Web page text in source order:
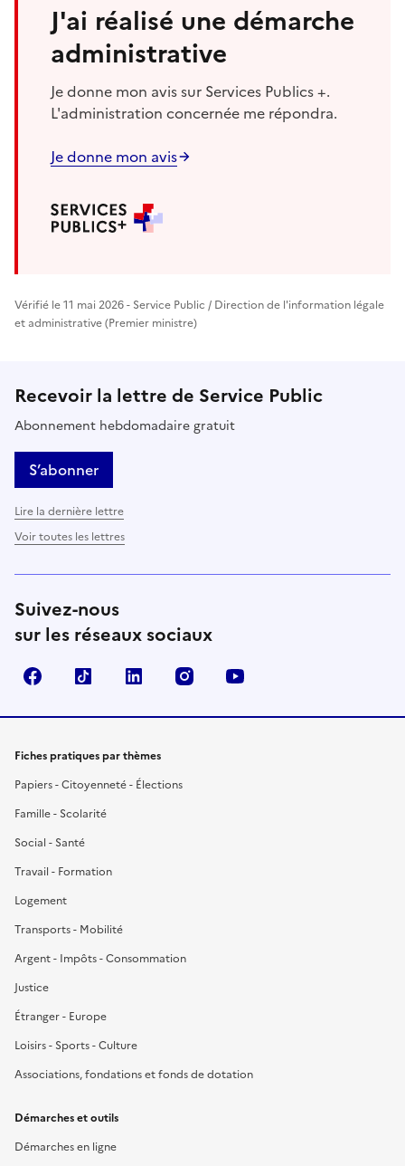
J'ai réalisé une démarche
administrative
Je donne mon avis sur Services Publics +.
L'administration concernée me répondra.
Je donne mon avis
Vérifié le 11 mai 2026 - Service Public / Direction de l'information légale
et administrative (Premier ministre)
Recevoir la lettre de Service Public
Abonnement hebdomadaire gratuit
S’abonner
Lire la dernière lettre
Voir toutes les lettres
Suivez-nous
sur les réseaux sociaux
FacebookTikTok LinkedIn Instagram
Fiches pratiques par thèmes
Papiers - Citoyenneté - Élections
Famille - Scolarité
Social - Santé
Travail - Formation
Logement
Transports - Mobilité
Argent - Impôts - Consommation
Justice
Étranger - Europe
Loisirs - Sports - Culture
Associations, fondations et fonds de dotation
Démarches et outils
Démarches en ligne